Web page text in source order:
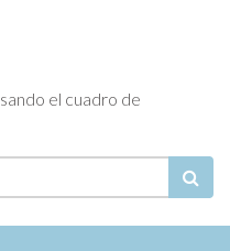
el cuadro de